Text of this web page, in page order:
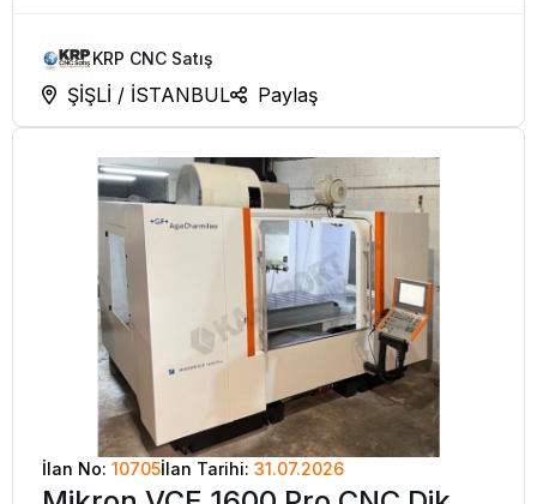
KRP CNC Satış
ŞİŞLİ / İSTANBUL Paylaş
İlan No: 10705İlan Tarihi: 31.07.2026